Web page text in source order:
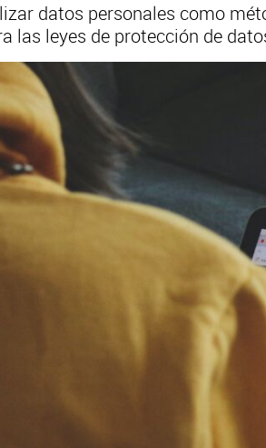
datos personales como
las leyes de protección de